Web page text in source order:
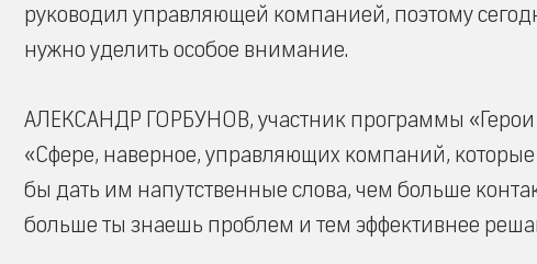
руководил управляющей компанией, поэтому
нужно уделить особое внимание.
АЛЕКСАНДР ГОРБУНОВ, участник программы
«Сфере, наверное, управляющих компаний,
бы дать им напутственные слова, чем больше
больше ты знаешь проблем и тем эффективнее